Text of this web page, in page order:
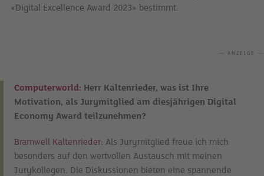
«Digital Excellence Award 2023» bestimmt.
— ANZEIGE —
Computerworld: Herr Kaltenrieder, was ist Ihre
Motivation, als Jurymitglied am diesjährigen Digital
Economy Award teilzunehmen?
Bramwell Kaltenrieder: Als Jurymitglied freue ich mich
besonders auf den wertvollen Austausch mit meinen
Jurykollegen. Die Diskussionen bieten eine spannende